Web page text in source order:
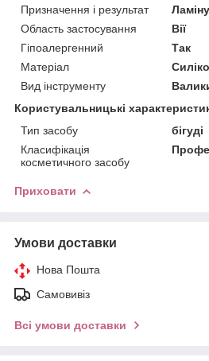
Призначення і результат
Область застосування
Вії
Гіпоалергенний
Так
Матеріал
Вид інструменту
Користувальницькі
Тип засобу
бігуді
Класифікація
косметичного засобу
Приховати
Умови доставки
Нова Пошта
Самовивіз
Всі умови доставки